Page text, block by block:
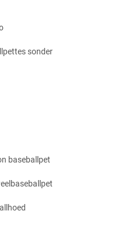
sonder
baseballpet